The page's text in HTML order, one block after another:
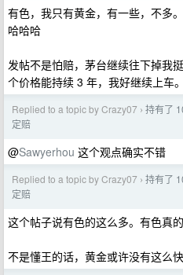
有色，我只有黄金，有一些，不多
哈哈哈
发帖不是怕赔，茅台继续往下掉我
个价格能持续 3 年，我好继续上车。
Replied to a topic by Crazy07 › 持有了
定赔
@Sawyerhou 这个观点确实不错
Replied to a topic by Crazy07 › 持有了
定赔
这个帖子说有色的这么多。有色真
不是懂王的话，黄金或许没有这么